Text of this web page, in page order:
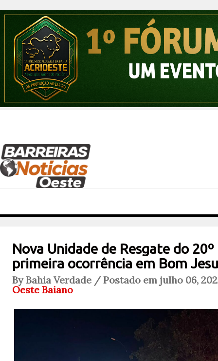
Nova Unidade de Resgate do
primeira ocorrência em Bom
By Bahia Verdade / Postado em julho 06,
Oeste Baiano